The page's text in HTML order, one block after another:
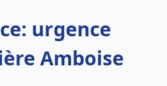
urgence
Amboise